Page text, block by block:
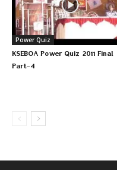
Power Quiz
KSEBOA Power Quiz 2011 Final
Part-4